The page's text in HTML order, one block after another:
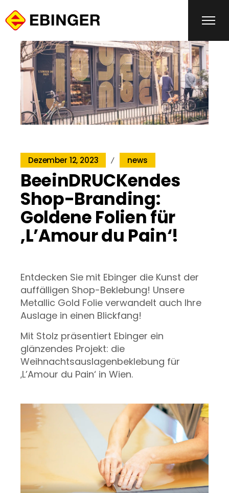
Dezember 12, 2023 news
BeeinDRUCKendes
Shop-Branding:
Goldene Folien für
‚L’Amour du Pain‘!
Entdecken Sie mit Ebinger die Kunst der
auffälligen Shop-Beklebung! Unsere
Metallic Gold Folie verwandelt auch Ihre
Auslage in einen Blickfang!
Mit Stolz präsentiert Ebinger ein
glänzendes Projekt: die
Weihnachtsauslagenbeklebung für
‚L’Amour du Pain‘ in Wien.